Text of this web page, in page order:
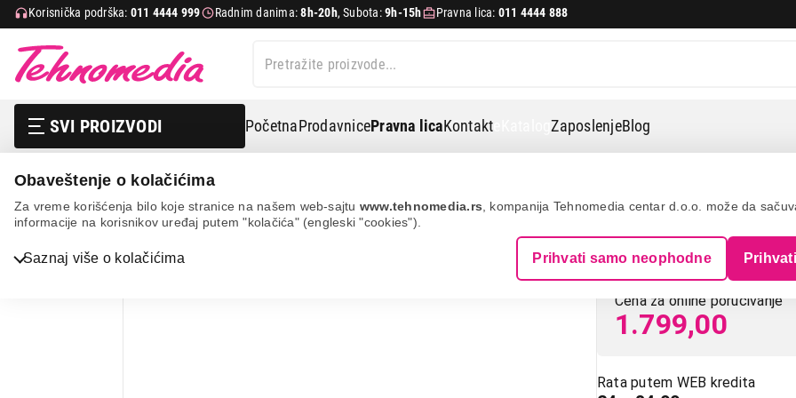
Obaveštenje o kolačićima
Za vreme korišćenja bilo koje stranice na našem web-sajtu www.tehnomedia.rs , kompanija Tehnomedia centar d.o.o. može da
informacije na korisnikov uređaj putem "kolačića" (engleski "cookies").
Saznaj više o kolačićima Prihvati samo neophodne
Korisnička podrška: 011 4444 999 Radnim danima:8h-20h, Subota:9h-15h Pravna lica: 011 4444 888
SVI PROIZVODI PočetnaProdavnicePravna licaKontakt eKatalogZaposlenjeBlog
Bela tehnika
It & gaming Periferije
HAMA DM-20
Cena za online poručivanje
1.799,00
Rata putem WEB kredita